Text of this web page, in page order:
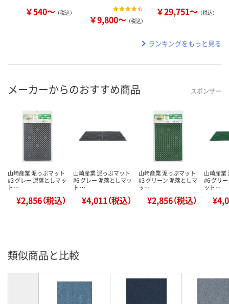
￥540～ （税込）
￥9,800～ （税込）
￥29,751～ （税込）
ランキングをもっと見る
メーカーからのおすすめ商品 スポンサー
山崎産業 泥っぷマット
#3 グレー 泥落としマッ
ト…
¥2,856（税込）
山崎産業 泥っぷマット
#6 グレー 泥落としマッ
ト …
¥4,011（税込）
山崎産業 泥っぷマット
#3 グリーン 泥落としマ
ッ…
¥2,856（税込）
山崎産業
#6 グリ
ット…
類似商品と比較